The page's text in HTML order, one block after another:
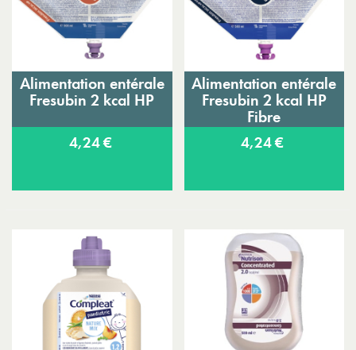
Alimentation entérale
Fresubin 2 kcal HP
4,24 €
Alimentation entérale
Fresubin 2 kcal HP
Fibre
4,24 €